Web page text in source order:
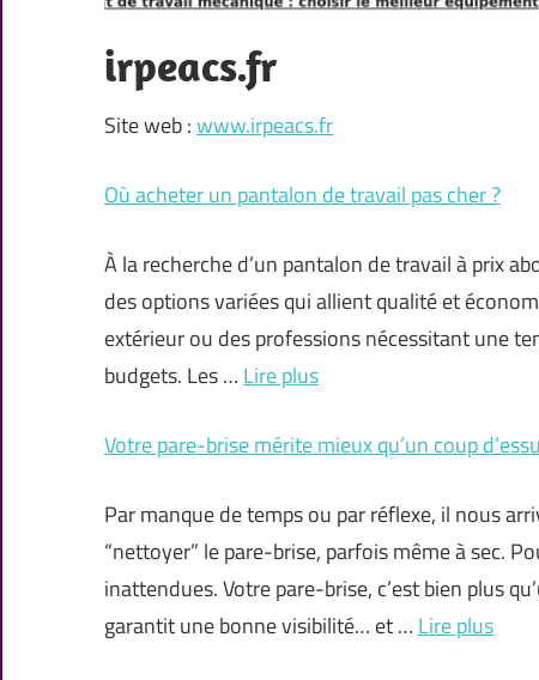
irpeacs.fr
Site web :www.irpeacs.fr
Où acheter un pantalon de travail pas cher ?
À la recherche d’un pantalon de travail à prix
des options variées qui allient qualité et
extérieur ou des professions nécessitant une
budgets. Les … Lire plus
Votre pare-brise mérite mieux qu’un coup
Par manque de temps ou par réflexe, il nous
“nettoyer” le pare-brise, parfois même à sec.
inattendues. Votre pare-brise, c’est bien plus
garantit une bonne visibilité… et … Lire plus